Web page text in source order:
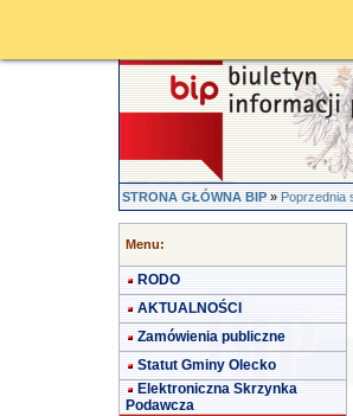
STRONA GŁÓWNA BIP»Poprzednia
Menu:
RODO
AKTUALNOŚCI
Zamówienia publiczne
Statut Gminy Olecko
Elektroniczna Skrzynka
Podawcza